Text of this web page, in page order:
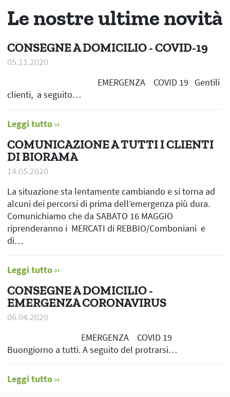
Le nostre ultime novità
CONSEGNE A DOMICILIO - COVID-19
05.11.2020
EMERGENZA COVID 19 Gentili
clienti, a seguito…
Leggi tutto
COMUNICAZIONE A TUTTI I CLIENTI
DI BIORAMA
14.05.2020
La situazione sta lentamente cambiando e si torna ad
alcuni dei percorsi di prima dell’emergenza più dura.
Comunichiamo che da SABATO 16 MAGGIO
riprenderanno i MERCATI di REBBIO/Comboniani e
di…
Leggi tutto
CONSEGNE A DOMICILIO -
EMERGENZA CORONAVIRUS
06.04.2020
EMERGENZA COVID 19
Buongiorno a tutti. A seguito del protrarsi…
Leggi tutto